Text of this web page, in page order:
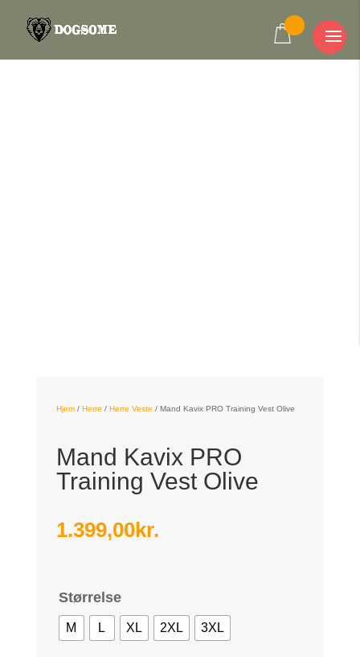
Hjem/ Herre / Herre Veste / Mand Kavix PRO Training Vest Olive
Mand Kavix PRO
Training Vest Olive
1.399,00kr.
Størrelse
M L XL 2XL 3XL